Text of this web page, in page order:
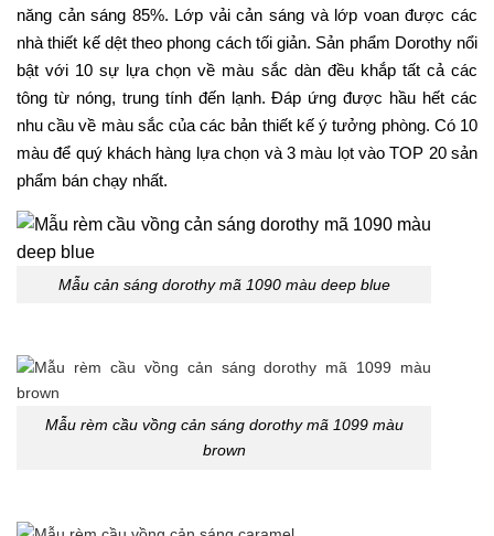
năng cản sáng 85%. Lớp vải cản sáng và lớp voan được các
nhà thiết kế dệt theo phong cách tối giản. Sản phẩm Dorothy nổi
bật với 10 sự lựa chọn về màu sắc dàn đều khắp tất cả các
tông từ nóng, trung tính đến lạnh. Đáp ứng được hầu hết các
nhu cầu về màu sắc của các bản thiết kế ý tưởng phòng. Có 10
màu để quý khách hàng lựa chọn và 3 màu lọt vào TOP 20 sản
phẩm bán chạy nhất.
Mẫu cản sáng dorothy mã 1090 màu deep blue
Mẫu rèm cầu vồng cản sáng dorothy mã 1099 màu
brown